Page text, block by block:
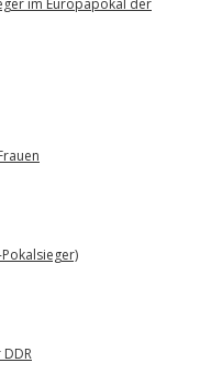
im Europapokal der